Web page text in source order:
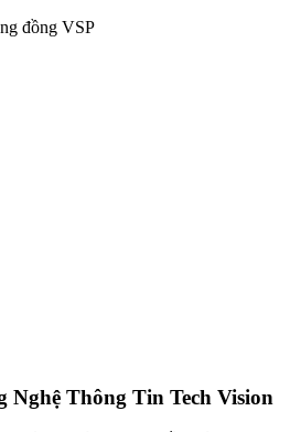
đồng VSP
Nghệ Thông Tin Tech Vision